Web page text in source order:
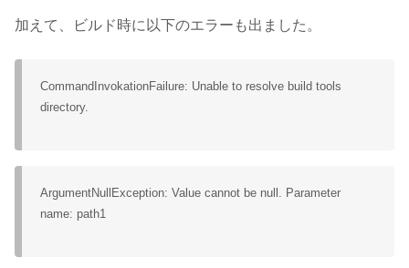
加えて、ビルド時に以下のエラーも出ました。
CommandInvokationFailure: Unable to resolve build tools
directory.
ArgumentNullException: Value cannot be null. Parameter
name: path1